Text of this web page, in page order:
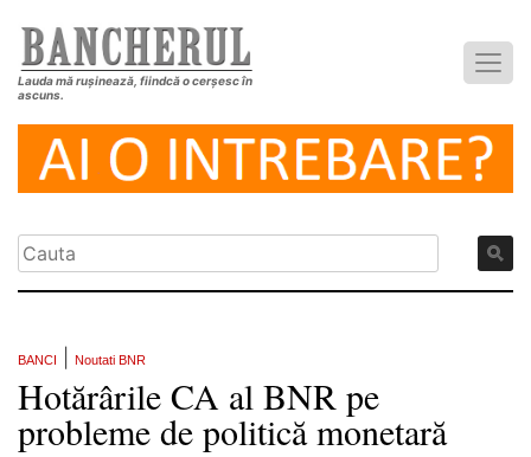
Lauda mă rușinează, fiindcă o cerșesc în
ascuns.
BANCI Noutati BNR
Hotărârile CA al BNR pe
probleme de politică monetară